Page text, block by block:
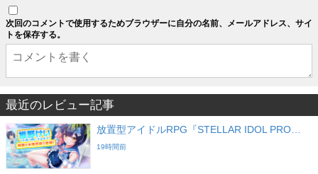
次回のコメントで使用するためブラウザーに自分の名前、メールアドレス、サイ
トを保存する。
最近のレビュー記事
放置型アイドルRPG『STELLAR IDOL PRO…
19時間前